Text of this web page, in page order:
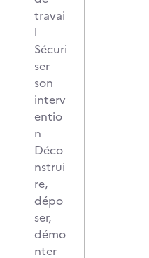
travai
l
Sécuri
ser
son
interv
entio
n
Déco
nstrui
re,
dépo
ser,
démo
nter